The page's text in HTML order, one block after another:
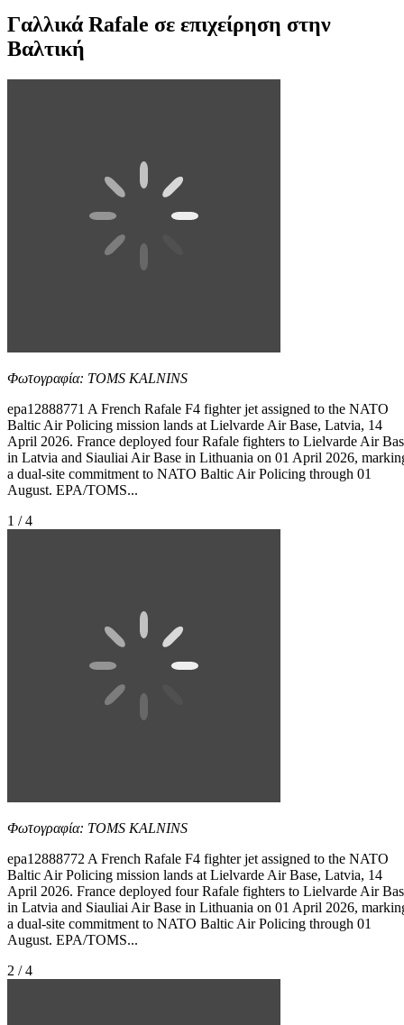
Γαλλικά Rafale σε επιχείρηση στην
Βαλτική
Φωτογραφία: TOMS KALNINS
epa12888771 A French Rafale F4 fighter jet assigned to the NATO
Baltic Air Policing mission lands at Lielvarde Air Base, Latvia, 14
April 2026. France deployed four Rafale fighters to Lielvarde Air
in Latvia and Siauliai Air Base in Lithuania on 01 April 2026,
a dual-site commitment to NATO Baltic Air Policing through 01
August. EPA/TOMS...
1 / 4
Φωτογραφία: TOMS KALNINS
epa12888772 A French Rafale F4 fighter jet assigned to the NATO
Baltic Air Policing mission lands at Lielvarde Air Base, Latvia, 14
April 2026. France deployed four Rafale fighters to Lielvarde Air
in Latvia and Siauliai Air Base in Lithuania on 01 April 2026,
a dual-site commitment to NATO Baltic Air Policing through 01
August. EPA/TOMS...
2 / 4